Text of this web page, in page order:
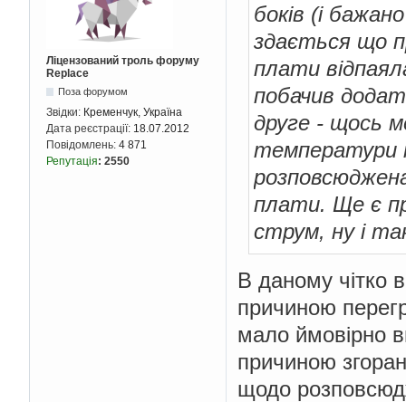
Ліцензований троль форуму
Replace
Поза форумом
Звідки: Кременчук, Україна
Дата реєстрації: 18.07.2012
Повідомлень: 4 871
Репутація: 2550
боків (і
здається що
плати
побачив
друге - щось
температури
плати. Ще є
струм, ну і
В даному чітко
причиною
мало ймовірно
причиною
щодо